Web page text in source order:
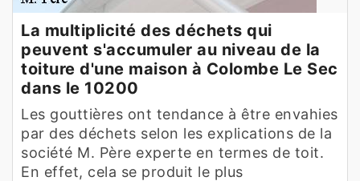
La multiplicité des déchets qui
peuvent s'accumuler au niveau de la
toiture d'une maison à Colombe Le Sec
dans le 10200
Les gouttières ont tendance à être envahies
par des déchets selon les explications de la
société M. Père experte en termes de toit.
En effet, cela se produit le plus